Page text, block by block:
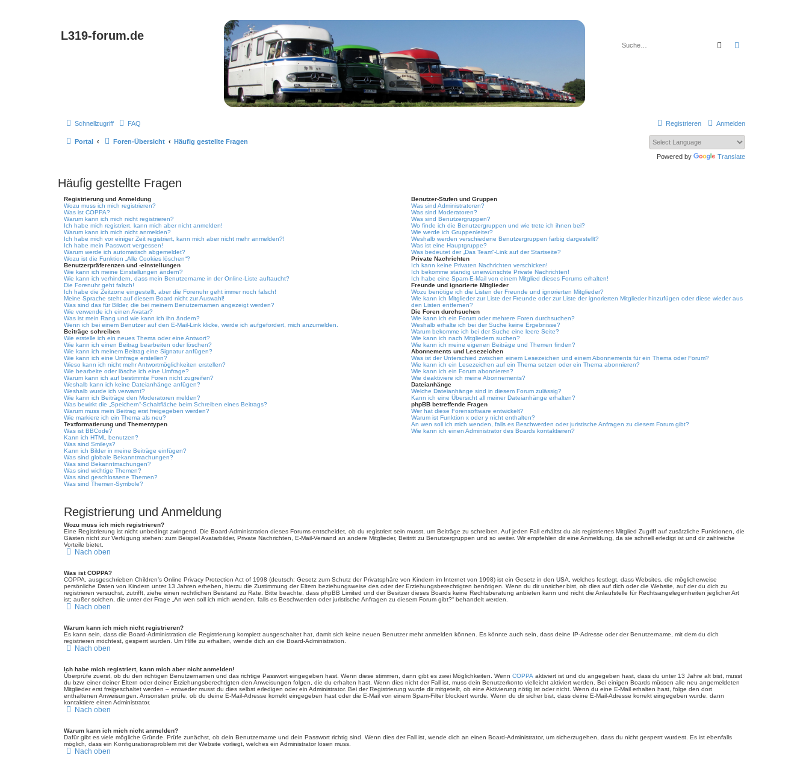
Suche
L319-forum.de
Schnellzugriff FAQ Anmelden
Registrieren
Portal Foren-Übersicht Häufig gestellte Fragen
Powered by Translate
Häufig gestellte Fragen
Registrierung und Anmeldung
Wozu muss ich mich registrieren?
Was ist COPPA?
Warum kann ich mich nicht registrieren?
Ich habe mich registriert, kann mich aber nicht anmelden!
Warum kann ich mich nicht anmelden?
Ich habe mich vor einiger Zeit registriert, kann mich aber nicht mehr anmelden?!
Ich habe mein Passwort vergessen!
Warum werde ich automatisch abgemeldet?
Wozu ist die Funktion „Alle Cookies löschen“?
Benutzerpräferenzen und -einstellungen
Wie kann ich meine Einstellungen ändern?
Wie kann ich verhindern, dass mein Benutzername in der Online-Liste auftaucht?
Die Forenuhr geht falsch!
Ich habe die Zeitzone eingestellt, aber die Forenuhr geht immer noch falsch!
Meine Sprache steht auf diesem Board nicht zur Auswahl!
Was sind das für Bilder, die bei meinem Benutzernamen angezeigt werden?
Wie verwende ich einen Avatar?
Was ist mein Rang und wie kann ich ihn ändern?
Wenn ich bei einem Benutzer auf den E-Mail-Link klicke, werde ich aufgefordert, mich anzumelden.
Beiträge schreiben
Wie erstelle ich ein neues Thema oder eine Antwort?
Wie kann ich einen Beitrag bearbeiten oder löschen?
Wie kann ich meinem Beitrag eine Signatur anfügen?
Wie kann ich eine Umfrage erstellen?
Wieso kann ich nicht mehr Antwortmöglichkeiten erstellen?
Wie bearbeite oder lösche ich eine Umfrage?
Warum kann ich auf bestimmte Foren nicht zugreifen?
Weshalb kann ich keine Dateianhänge anfügen?
Weshalb wurde ich verwarnt?
Wie kann ich Beiträge den Moderatoren melden?
Was bewirkt die „Speichern“-Schaltfläche beim Schreiben eines Beitrags?
Warum muss mein Beitrag erst freigegeben werden?
Wie markiere ich ein Thema als neu?
Textformatierung und Thementypen
Was ist BBCode?
Kann ich HTML benutzen?
Was sind Smileys?
Kann ich Bilder in meine Beiträge einfügen?
Was sind globale Bekanntmachungen?
Was sind Bekanntmachungen?
Was sind wichtige Themen?
Was sind geschlossene Themen?
Was sind Themen-Symbole?
Benutzer-Stufen und Gruppen
Was sind Administratoren?
Was sind Moderatoren?
Was sind Benutzergruppen?
Wo finde ich die Benutzergruppen und wie trete ich ihnen bei?
Wie werde ich Gruppenleiter?
Weshalb werden verschiedene Benutzergruppen farbig dargestellt?
Was ist eine Hauptgruppe?
Was bedeutet der „Das Team“-Link auf der Startseite?
Private Nachrichten
Ich kann keine Privaten Nachrichten verschicken!
Ich bekomme ständig unerwünschte Private Nachrichten!
Ich habe eine Spam-E-Mail von einem Mitglied dieses Forums erhalten!
Freunde und ignorierte Mitglieder
Wozu benötige ich die Listen der Freunde und ignorierten Mitglieder?
Wie kann ich Mitglieder zur Liste der Freunde oder zur Liste der ignorierten Mitglieder hinzufügen oder diese wieder aus
den Listen entfernen?
Die Foren durchsuchen
Wie kann ich ein Forum oder mehrere Foren durchsuchen?
Weshalb erhalte ich bei der Suche keine Ergebnisse?
Warum bekomme ich bei der Suche eine leere Seite?
Wie kann ich nach Mitgliedern suchen?
Wie kann ich meine eigenen Beiträge und Themen finden?
Abonnements und Lesezeichen
Was ist der Unterschied zwischen einem Lesezeichen und einem Abonnements für ein Thema oder Forum?
Wie kann ich ein Lesezeichen auf ein Thema setzen oder ein Thema abonnieren?
Wie kann ich ein Forum abonnieren?
Wie deaktiviere ich meine Abonnements?
Dateianhänge
Welche Dateianhänge sind in diesem Forum zulässig?
Kann ich eine Übersicht all meiner Dateianhänge erhalten?
phpBB betreffende Fragen
Wer hat diese Forensoftware entwickelt?
Warum ist Funktion x oder y nicht enthalten?
An wen soll ich mich wenden, falls es Beschwerden oder juristische Anfragen zu diesem Forum gibt?
Wie kann ich einen Administrator des Boards kontaktieren?
Registrierung und Anmeldung
Wozu muss ich mich registrieren?
Eine Registrierung ist nicht unbedingt zwingend. Die Board-Administration dieses Forums entscheidet, ob du registriert sein musst, um Beiträge zu schreiben. Auf jeden Fall erhältst du als registriertes Mitglied Zugriff auf zusätzliche Funktionen, die
Gästen nicht zur Verfügung stehen: zum Beispiel Avatarbilder, Private Nachrichten, E-Mail-Versand an andere Mitglieder, Beitritt zu Benutzergruppen und so weiter. Wir empfehlen dir eine Anmeldung, da sie schnell erledigt ist und dir zahlreiche
Vorteile bietet.
Nach oben
Was ist COPPA?
COPPA, ausgeschrieben Children’s Online Privacy Protection Act of 1998 (deutsch: Gesetz zum Schutz der Privatsphäre von Kindern im Internet von 1998) ist ein Gesetz in den USA, welches festlegt, dass Websites, die möglicherweise
persönliche Daten von Kindern unter 13 Jahren erheben, hierzu die Zustimmung der Eltern beziehungsweise des oder der Erziehungsberechtigten benötigen. Wenn du dir unsicher bist, ob dies auf dich oder die Website, auf der du dich zu
registrieren versuchst, zutrifft, ziehe einen rechtlichen Beistand zu Rate. Bitte beachte, dass phpBB Limited und der Besitzer dieses Boards keine Rechtsberatung anbieten kann und nicht die Anlaufstelle für Rechtsangelegenheiten jeglicher Art
ist; außer solchen, die unter der Frage „An wen soll ich mich wenden, falls es Beschwerden oder juristische Anfragen zu diesem Forum gibt?“ behandelt werden.
Nach oben
Warum kann ich mich nicht registrieren?
Es kann sein, dass die Board-Administration die Registrierung komplett ausgeschaltet hat, damit sich keine neuen Benutzer mehr anmelden können. Es könnte auch sein, dass deine IP-Adresse oder der Benutzername, mit dem du dich
registrieren möchtest, gesperrt wurden. Um Hilfe zu erhalten, wende dich an die Board-Administration.
Nach oben
Ich habe mich registriert, kann mich aber nicht anmelden!
Überprüfe zuerst, ob du den richtigen Benutzernamen und das richtige Passwort eingegeben hast. Wenn diese stimmen, dann gibt es zwei Möglichkeiten. Wenn COPPA aktiviert ist und du angegeben hast, dass du unter 13 Jahre alt bist, musst
du bzw. einer deiner Eltern oder deiner Erziehungsberechtigten den Anweisungen folgen, die du erhalten hast. Wenn dies nicht der Fall ist, muss dein Benutzerkonto vielleicht aktiviert werden. Bei einigen Boards müssen alle neu angemeldeten
Mitglieder erst freigeschaltet werden – entweder musst du dies selbst erledigen oder ein Administrator. Bei der Registrierung wurde dir mitgeteilt, ob eine Aktivierung nötig ist oder nicht. Wenn du eine E-Mail erhalten hast, folge den dort
enthaltenen Anweisungen. Ansonsten prüfe, ob du deine E-Mail-Adresse korrekt eingegeben hast oder die E-Mail von einem Spam-Filter blockiert wurde. Wenn du dir sicher bist, dass deine E-Mail-Adresse korrekt eingegeben wurde, dann
kontaktiere einen Administrator.
Nach oben
Warum kann ich mich nicht anmelden?
Dafür gibt es viele mögliche Gründe. Prüfe zunächst, ob dein Benutzername und dein Passwort richtig sind. Wenn dies der Fall ist, wende dich an einen Board-Administrator, um sicherzugehen, dass du nicht gesperrt wurdest. Es ist ebenfalls
möglich, dass ein Konfigurationsproblem mit der Website vorliegt, welches ein Administrator lösen muss.
Nach oben